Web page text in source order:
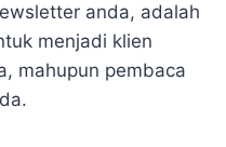
anda, adalah
menjadi klien
mahupun pembaca